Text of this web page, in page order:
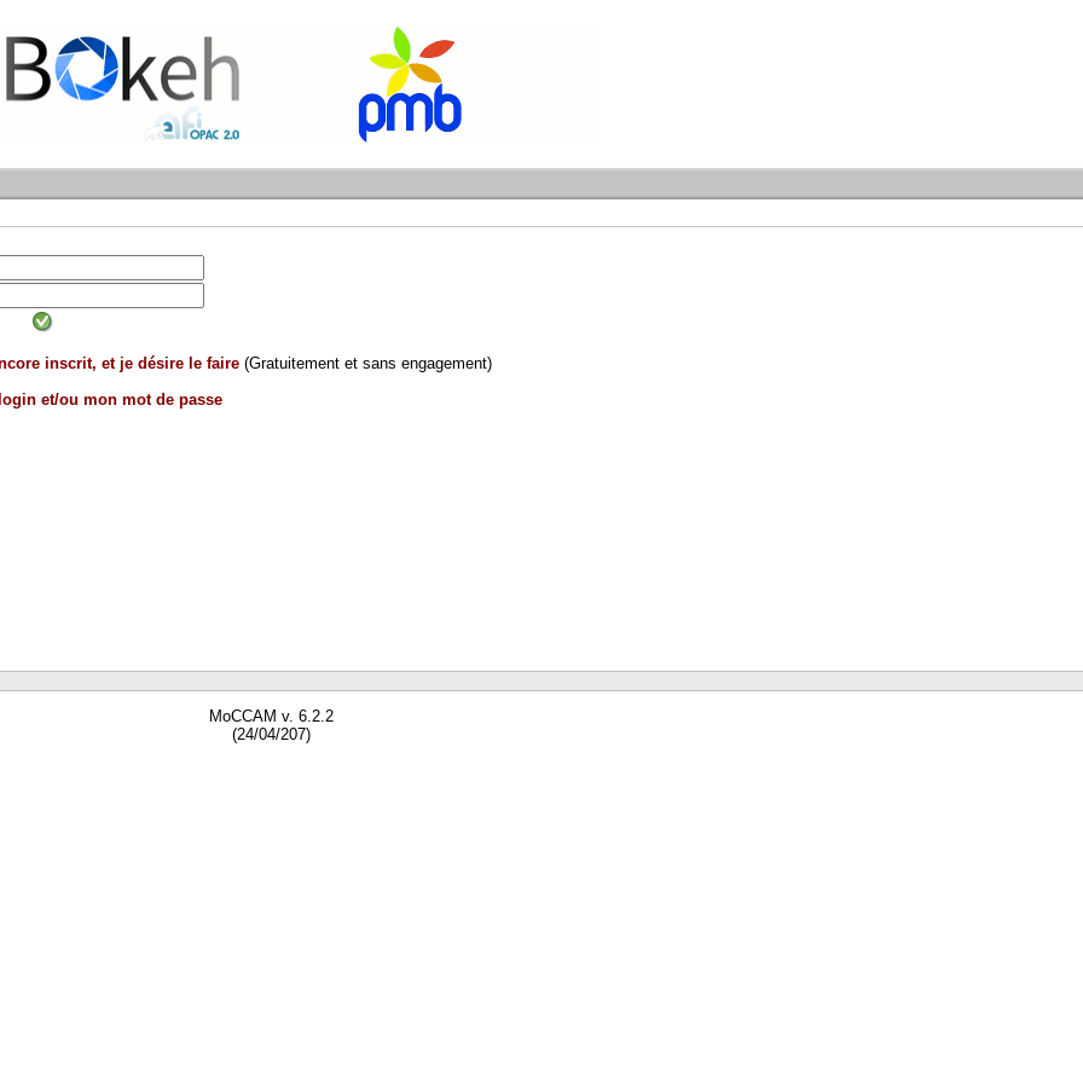
inscrit, et je désire le faire (Gratuitement et sans engagement)
et/ou mon mot de passe
MoCCAM v. 6.2.2
(24/04/207)